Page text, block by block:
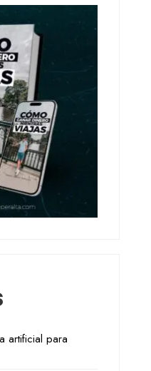
artificial para